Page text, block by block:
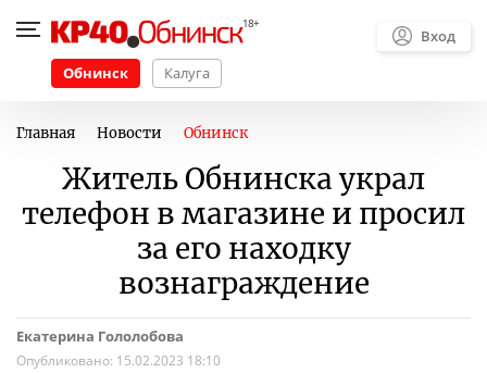
Обнинск Калуга
Вход
Главная Новости Обнинск
Житель Обнинска украл
телефон в магазине и просил
за его находку
вознаграждение
Екатерина Гололобова
Опубликовано: 15.02.2023 18:10